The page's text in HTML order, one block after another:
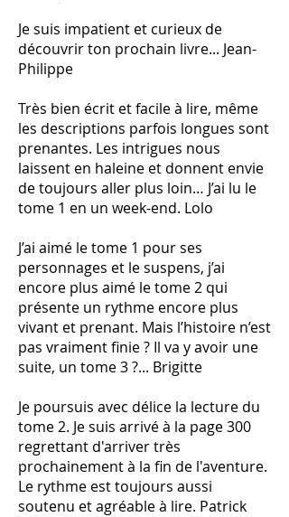
Je suis impatient et curieux de
découvrir ton prochain livre... Jean-
Philippe
Très bien écrit et facile à lire, même
les descriptions parfois longues sont
prenantes. Les intrigues nous
laissent en haleine et donnent envie
de toujours aller plus loin… J’ai lu le
tome 1 en un week-end. Lolo
J’ai aimé le tome 1 pour ses
personnages et le suspens, j’ai
encore plus aimé le tome 2 qui
présente un rythme encore plus
vivant et prenant. Mais l’histoire n’est
pas vraiment finie ? Il va y avoir une
suite, un tome 3 ?... Brigitte
Je poursuis avec délice la lecture du
tome 2. Je suis arrivé à la page 300
regrettant d'arriver très
prochainement à la fin de l'aventure.
Le rythme est toujours aussi
soutenu et agréable à lire. Patrick